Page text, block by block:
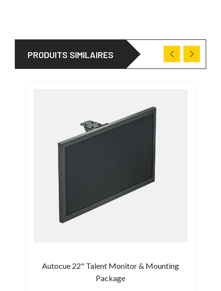
PRODUITS SIMILAIRES
Autocue 22" Talent Monitor & Mounting
Package